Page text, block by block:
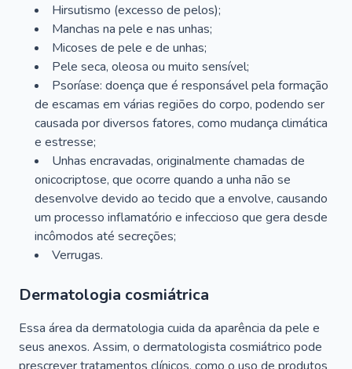
Hirsutismo (excesso de pelos);
Manchas na pele e nas unhas;
Micoses de pele e de unhas;
Pele seca, oleosa ou muito sensível;
Psoríase: doença que é responsável pela formação
de escamas em várias regiões do corpo, podendo ser
causada por diversos fatores, como mudança climática
e estresse;
Unhas encravadas, originalmente chamadas de
onicocriptose, que ocorre quando a unha não se
desenvolve devido ao tecido que a envolve, causando
um processo inflamatório e infeccioso que gera desde
incômodos até secreções;
Verrugas.
Dermatologia cosmiátrica
Essa área da dermatologia cuida da aparência da pele e
seus anexos. Assim, o dermatologista cosmiátrico pode